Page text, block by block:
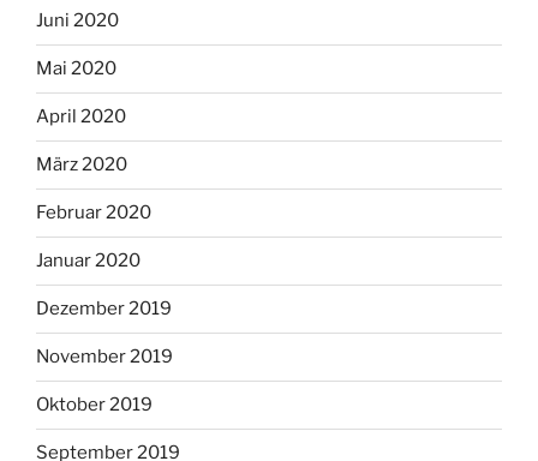
Juni 2020
Mai 2020
April 2020
März 2020
Februar 2020
Januar 2020
Dezember 2019
November 2019
Oktober 2019
September 2019